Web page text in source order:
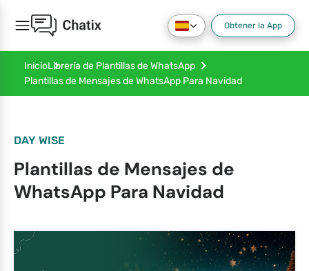
Obtener la App
InicioLibrería de Plantillas de WhatsApp
Plantillas de Mensajes de WhatsApp Para Navidad
DAY WISE
Plantillas de Mensajes de
WhatsApp Para Navidad